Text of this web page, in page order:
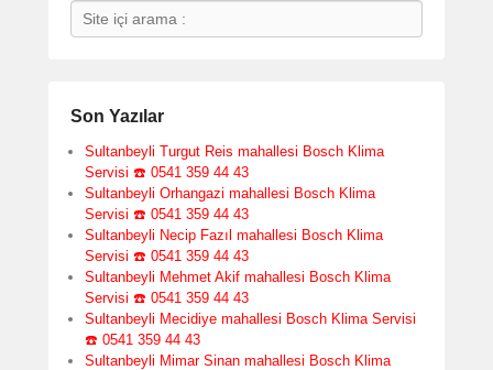
Search
Son Yazılar
Sultanbeyli Turgut Reis mahallesi Bosch Klima
Servisi ☎️ 0541 359 44 43
Sultanbeyli Orhangazi mahallesi Bosch Klima
Servisi ☎️ 0541 359 44 43
Sultanbeyli Necip Fazıl mahallesi Bosch Klima
Servisi ☎️ 0541 359 44 43
Sultanbeyli Mehmet Akif mahallesi Bosch Klima
Servisi ☎️ 0541 359 44 43
Sultanbeyli Mecidiye mahallesi Bosch Klima Servisi
☎️ 0541 359 44 43
Sultanbeyli Mimar Sinan mahallesi Bosch Klima